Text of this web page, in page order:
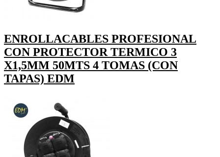
ENROLLACABLES PROFESIONAL
CON PROTECTOR TERMICO 3
X1,5MM 50MTS 4 TOMAS (CON
TAPAS) EDM